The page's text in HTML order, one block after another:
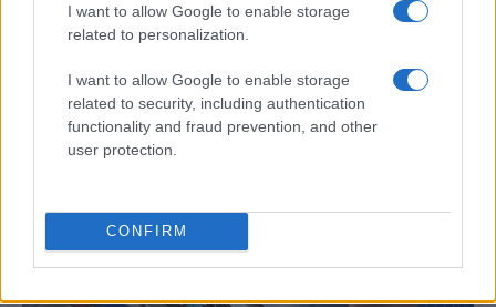
I want to allow Google to enable storage
related to personalization.
I want to allow Google to enable storage
related to security, including authentication
functionality and fraud prevention, and other
user protection.
CONFIRM
Un hombre compra el primer mensaje
SMS de la historia por 107.000 euros
Un canadiense compra el primer mensaje de texto…